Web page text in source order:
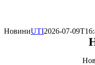
НовиниUTI2026-07-